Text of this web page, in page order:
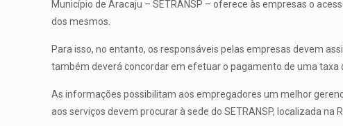
Município de Aracaju – SETRANSP – oferece às empresas o
dos mesmos.
Para isso, no entanto, os responsáveis pelas empresas devem
também deverá concordar em efetuar o pagamento de uma taxa
As informações possibilitam aos empregadores um melhor
aos serviços devem procurar à sede do SETRANSP, localizada na